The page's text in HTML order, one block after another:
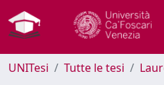
UNITesi Tutte le tesi